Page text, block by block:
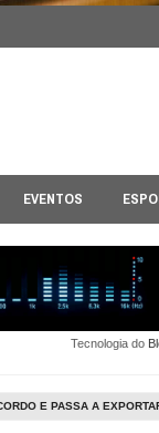
EVENTOS
Tecnologia do
E PASSA A